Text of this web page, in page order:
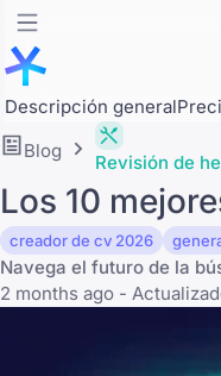
Descripción general
Blog
Revisión de
Los 10
creador de cv 2026
Navega el futuro de la
2 months ago -